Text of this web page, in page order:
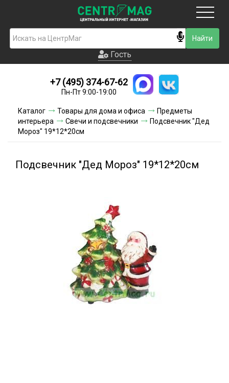
Гость
Новинки
Условия доставки
Условия оплаты
Гость
+7 (495) 374-67-62
Пн-Пт 9:00-19:00
Каталог Товары для дома и офиса
Предметы
интерьера
Свечи и подсвечники
Подсвечник "Дед
Мороз" 19*12*20см
Подсвечник "Дед Мороз" 19*12*20см